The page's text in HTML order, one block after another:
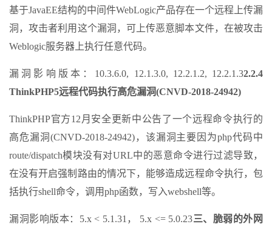
基于JavaEE结构的中间件WebLogic产品存在一个远程上传漏
洞，攻击者利用这个漏洞，可上传恶意脚本文件，在被攻击
Weblogic服务器上执行任意代码。
漏洞影响版本：10.3.6.0, 12.1.3.0, 12.2.1.2, 12.2.1.32.2.4
ThinkPHP5远程代码执行高危漏洞(CNVD-2018-24942)
ThinkPHP官方12月安全更新中公告了一个远程命令执行的
高危漏洞(CNVD-2018-24942)，该漏洞主要因为php代码中
route/dispatch模块没有对URL中的恶意命令进行过滤导致，
在没有开启强制路由的情况下，能够造成远程命令执行，包
括执行shell命令，调用php函数，写入webshell等。
漏洞影响版本：5.x < 5.1.31， 5.x <= 5.0.23三、脆弱的外网